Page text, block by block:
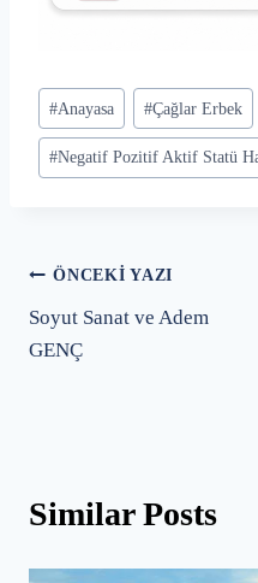
Post
Tags:
#Anayasa #Çağlar Erbek
#Negatif Pozitif Aktif Statü
Yazı
gezinmesi
ÖNCEKI YAZI
Soyut Sanat ve Adem
GENÇ
Similar Posts